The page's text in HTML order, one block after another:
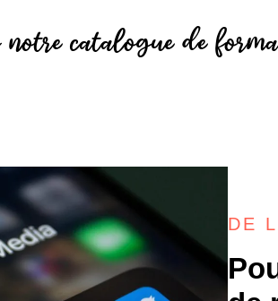
notre catalogue de
DE